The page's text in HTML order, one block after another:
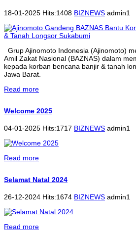
18-01-2025 Hits:1408 BIZNEWS admin1
Grup Ajinomoto Indonesia (Ajinomoto)
Amil Zakat Nasional (BAZNAS) dalam
kepada korban bencana banjir & tanah
Jawa Barat.
Read more
Welcome 2025
04-01-2025 Hits:1717 BIZNEWS admin1
Read more
Selamat Natal 2024
26-12-2024 Hits:1674 BIZNEWS admin1
Read more